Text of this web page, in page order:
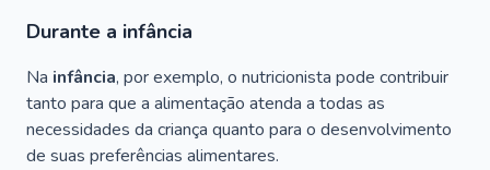
Durante a infância
Na infância, por exemplo, o nutricionista pode contribuir
tanto para que a alimentação atenda a todas as
necessidades da criança quanto para o desenvolvimento
de suas preferências alimentares.